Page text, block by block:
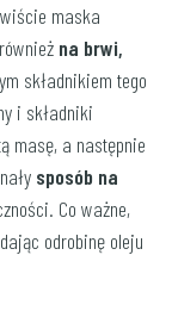
maska
na brwi,
składnikiem tego
i składniki
masę, a następnie
sposób na
Co ważne,
odrobinę oleju